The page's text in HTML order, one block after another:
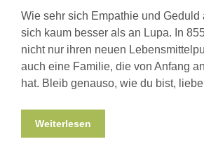
Wie sehr sich Empathie und Geduld
sich kaum besser als an Lupa. In
nicht nur ihren neuen
auch eine Familie, die von Anfang
hat. Bleib genauso, wie du bist,
Weiterlesen